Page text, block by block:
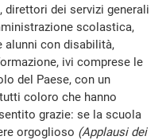
dei servizi generali
scolastica,
alunni con disabilità,
ivi comprese le
del Paese, con un
coloro che hanno
grazie: se la scuola
orgoglioso (Applausi dei